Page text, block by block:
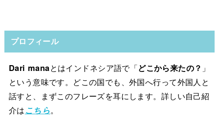
プロフィール
Dari manaとはインドネシア語で「どこから来たの？ 」
という意味です。どこの国でも、外国へ行って外国人と
話すと、まずこのフレーズを耳にします。詳しい自己紹
介はこちら。